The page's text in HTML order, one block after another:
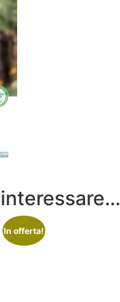
In offerta!